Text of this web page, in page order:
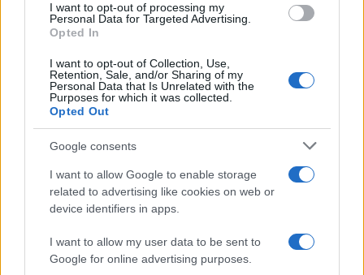
I want to opt-out of processing my
Personal Data for Targeted Advertising.
Opted In
I want to opt-out of Collection, Use,
Retention, Sale, and/or Sharing of my
Personal Data that Is Unrelated with the
Purposes for which it was collected.
Opted Out
Google consents
I want to allow Google to enable storage
related to advertising like cookies on web or
device identifiers in apps.
I want to allow my user data to be sent to
Google for online advertising purposes.